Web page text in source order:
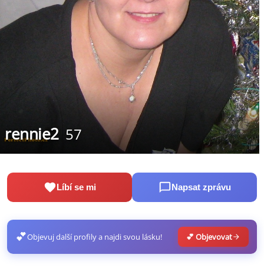
rennie2 57
Líbí se mi Napsat zprávu
💕Objevuj další profily a najdi svou lásku! 💕 Objevovat